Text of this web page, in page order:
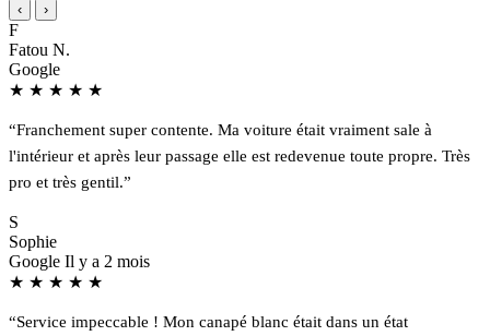
‹ ›
F
Fatou N.
Google
★ ★ ★ ★ ★
“Franchement super contente. Ma voiture était vraiment sale à
l'intérieur et après leur passage elle est redevenue toute propre. Très
pro et très gentil.”
S
Sophie
Google Il y a 2 mois
★ ★ ★ ★ ★
“Service impeccable ! Mon canapé blanc était dans un état